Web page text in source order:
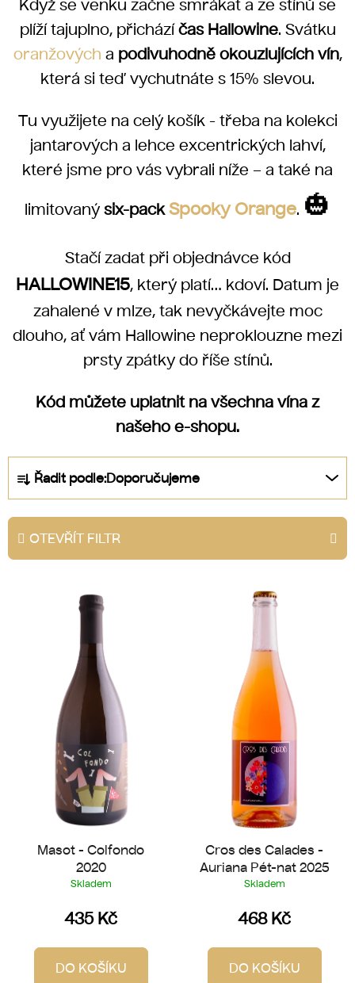
Když se venku začne smrákat a ze stínů se
plíží tajuplno, přicházíčas Hallowine. Svátku
oranžových a podivuhodně okouzlujících vín,
která si teď vychutnáte s 15% slevou.
Tu využijete na celý košík - třeba na kolekci
jantarových a lehce excentrických lahví,
které jsme pro vás vybrali níže – a také na
limitovanýsix-pack Spooky Orange. 🎃
Stačí zadat při objednávce kód
HALLOWINE15, který platí… kdoví. Datum je
zahalené v mlze, tak nevyčkávejte moc
dlouho, ať vám Hallowine neproklouzne mezi
prsty zpátky do říše stínů.
Kód můžete uplatnit na všechna vína z
našeho e-shopu.
a
z
e
n
Řadit podle:Doporučujeme
OTEVŘÍT FILTR
Masot - Colfondo
2020
Skladem
435 Kč
DO KOŠÍKU
Cros des Calades -
Auriana Pét-nat 2025
Skladem
468 Kč
DO KOŠÍKU